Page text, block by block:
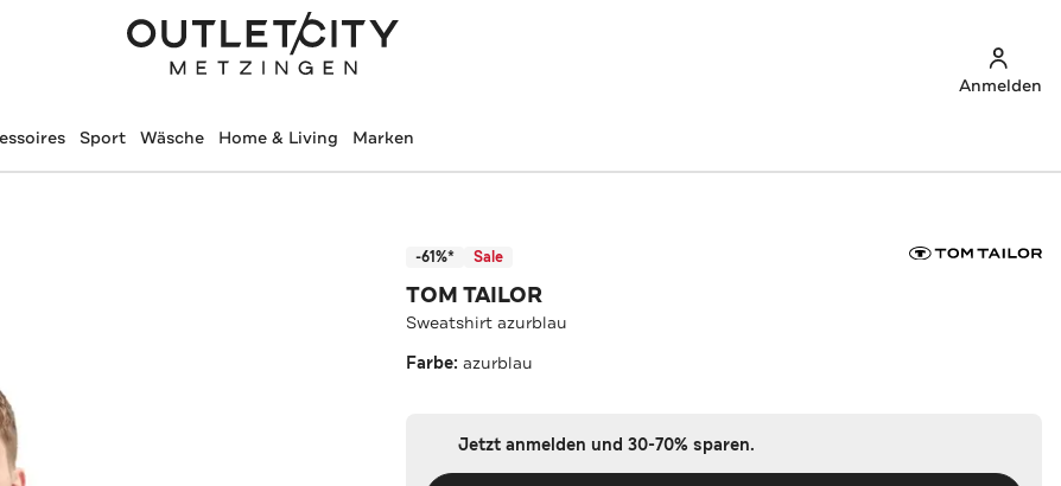
Anmelden
Sport Wäsche Home & Living Marken
-61%* Sale
TOM TAILOR
Sweatshirt azurblau
Farbe:azurblau
Jetzt anmelden und 30-70% sparen.